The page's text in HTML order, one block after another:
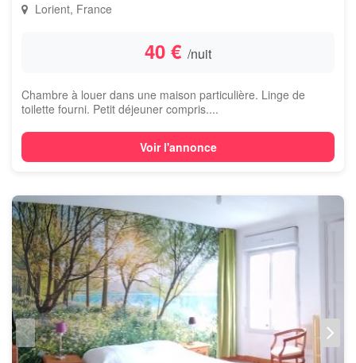
Lorient, France
40 € /nuit
Chambre à louer dans une maison particulière. Linge de
toilette fourni. Petit déjeuner compris....
Voir l'annonce